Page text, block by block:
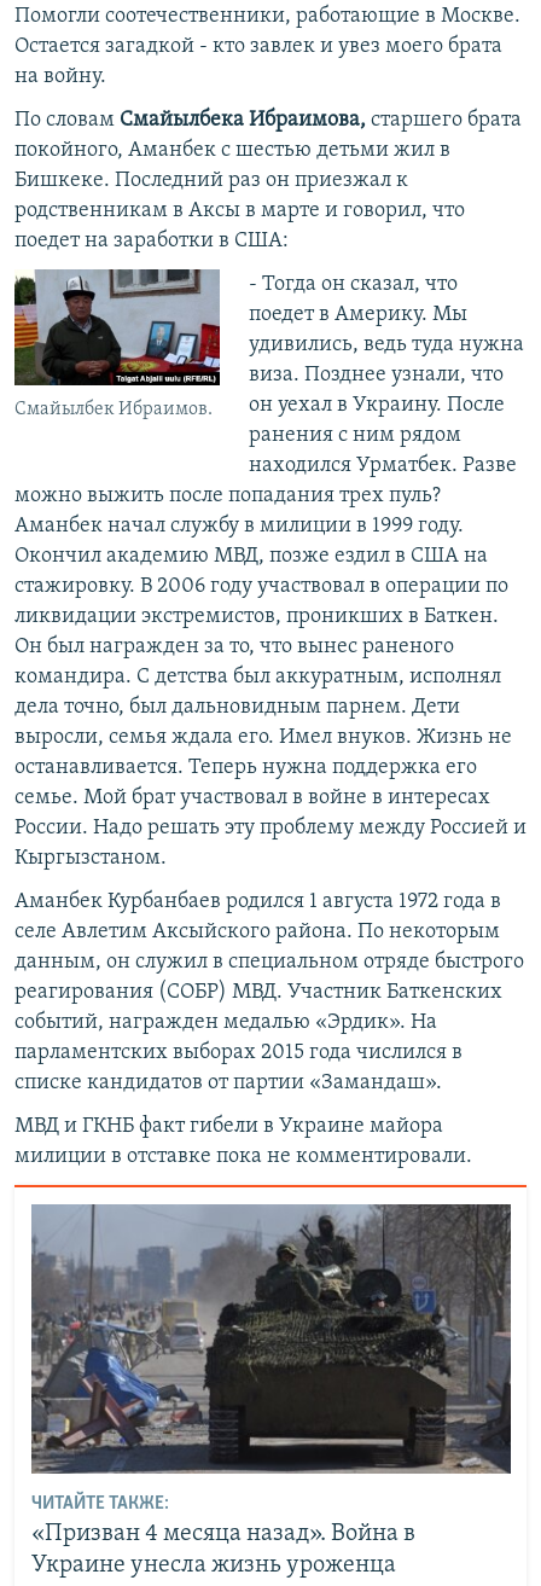
Помогли соотечественники, работающие в Москве.
Остается загадкой - кто завлек и увез моего брата
на войну.
По словам Смайылбека Ибраимова, старшего брата
покойного, Аманбек с шестью детьми жил в
Бишкеке. Последний раз он приезжал к
родственникам в Аксы в марте и говорил, что
поедет на заработки в США:
Смайылбек Ибраимов.
- Тогда он сказал, что
поедет в Америку. Мы
удивились, ведь туда нужна
виза. Позднее узнали, что
он уехал в Украину. После
ранения с ним рядом
находился Урматбек. Разве
можно выжить после попадания трех пуль?
Аманбек начал службу в милиции в 1999 году.
Окончил академию МВД, позже ездил в США на
стажировку. В 2006 году участвовал в операции по
ликвидации экстремистов, проникших в Баткен.
Он был награжден за то, что вынес раненого
командира. С детства был аккуратным, исполнял
дела точно, был дальновидным парнем. Дети
выросли, семья ждала его. Имел внуков. Жизнь не
останавливается. Теперь нужна поддержка его
семье. Мой брат участвовал в войне в интересах
России. Надо решать эту проблему между Россией и
Кыргызстаном.
Аманбек Курбанбаев родился 1 августа 1972 года в
селе Авлетим Аксыйского района. По некоторым
данным, он служил в специальном отряде быстрого
реагирования (СОБР) МВД. Участник Баткенских
событий, награжден медалью «Эрдик». На
парламентских выборах 2015 года числился в
списке кандидатов от партии «Замандаш».
МВД и ГКНБ факт гибели в Украине майора
милиции в отставке пока не комментировали.
ЧИТАЙТЕ ТАКЖЕ:
«Призван 4 месяца назад». Война в
Украине унесла жизнь уроженца